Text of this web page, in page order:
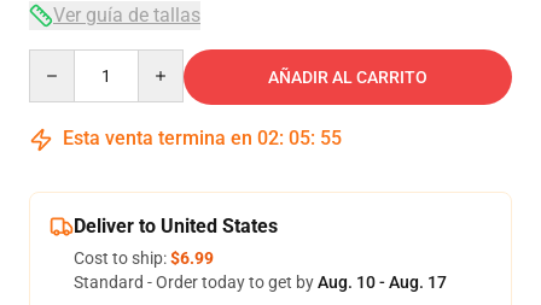
Ver guía de tallas
AÑADIR AL CARRITO
Esta venta termina en 02: 05: 54
Deliver to United States
Cost to ship:$6.99
Standard - Order today to get byAug. 10 - Aug. 17